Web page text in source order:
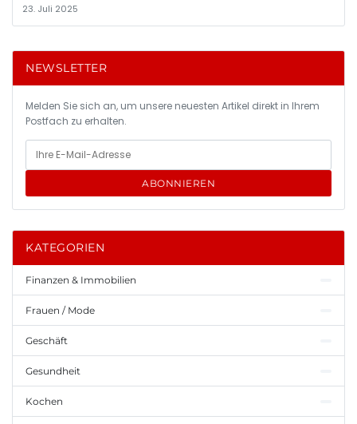
23. Juli 2025
NEWSLETTER
Melden Sie sich an, um unsere neuesten Artikel direkt in Ihrem
Postfach zu erhalten.
ABONNIEREN
KATEGORIEN
Finanzen & Immobilien
Frauen / Mode
Geschäft
Gesundheit
Kochen